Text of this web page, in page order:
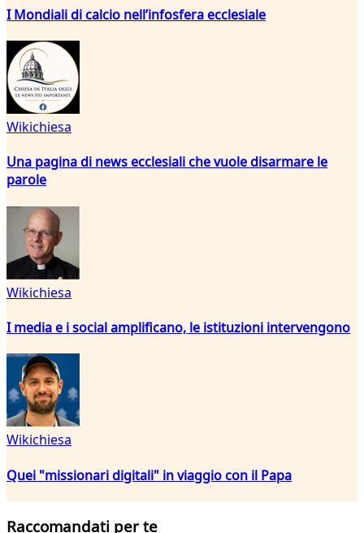
I Mondiali di calcio nell’infosfera ecclesiale
Wikichiesa
Una pagina di news ecclesiali che vuole disarmare le
parole
Wikichiesa
I media e i social amplificano, le istituzioni intervengono
Wikichiesa
Quei "missionari digitali" in viaggio con il Papa
Raccomandati per te